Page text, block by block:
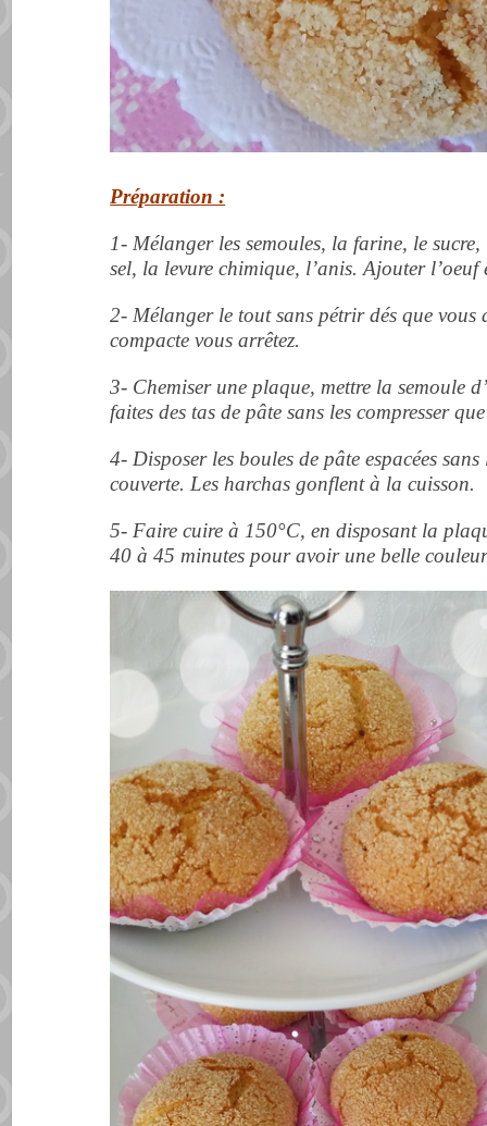
Préparation :
1- Mélanger les semoules, la farine, le
sel, la levure chimique, l’anis. Ajouter l’oeuf
2- Mélanger le tout sans pétrir dés que vous
compacte vous arrêtez.
3- Chemiser une plaque, mettre la semoule
faites des tas de pâte sans les compresser
4- Disposer les boules de pâte espacées
couverte. Les harchas gonflent à la cuisson.
5- Faire cuire à 150°C,en disposant la
40 à 45 minutes pour avoir une belle